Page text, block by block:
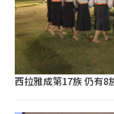
西拉雅成第17族 仍有8